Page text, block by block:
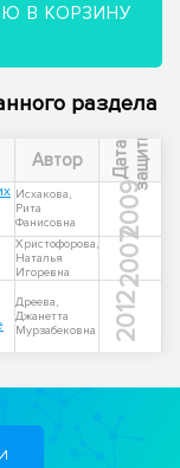
В КОРЗИНУ
раздела
Автор Д
а
т
а
з
а
щ
и
т ы
Исхакова,
Рита
Фанисовна
2009
Христофорова,
Наталья
Игоревна
2007
Дреева,
Джанетта
Мурзабековна
2012